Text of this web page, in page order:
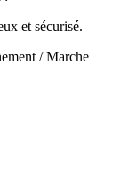
et sécurisé.
/ Marche